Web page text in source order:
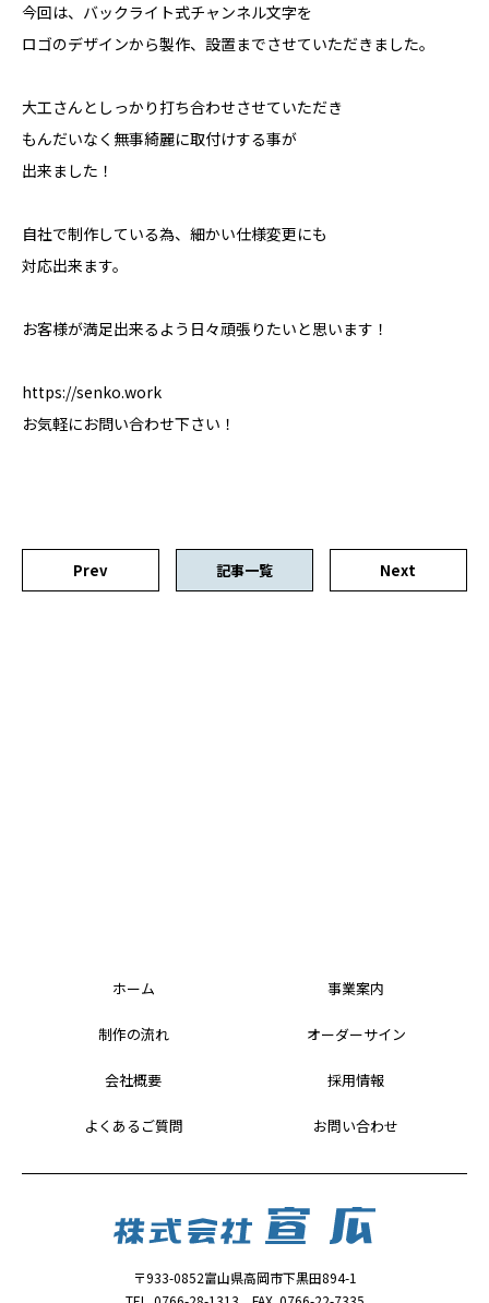
今回は、バックライト式チャンネル文字を
ロゴのデザインから製作、設置までさせていただきました。
大工さんとしっかり打ち合わせさせていただき
もんだいなく無事綺麗に取付けする事が
出来ました！
自社で制作している為、細かい仕様変更にも
対応出来ます。
お客様が満足出来るよう日々頑張りたいと思います！
https://senko.work
お気軽にお問い合わせ下さい！
Prev 記事一覧 Next
ホーム 事業案内
制作の流れ オーダーサイン
会社概要 採用情報
よくあるご質問 お問い合わせ
〒933-0852富山県高岡市下黒田894-1